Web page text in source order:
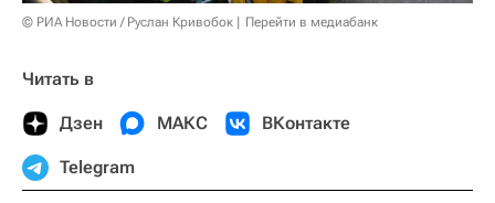
© РИА Новости / Руслан Кривобок Перейти в медиабанк
Читать в
Дзен МАКС ВКонтакте
Telegram